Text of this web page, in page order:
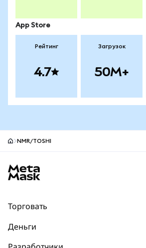
App Store
Рейтинг
4.7
Загрузок
50M+
NMR/TOSHI
Торговать
Деньги